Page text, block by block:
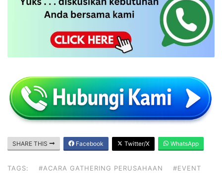
SHARE THIS Facebook Twitter/X WhatsApp
TAGS: #ACARA GATHERING PERUSAHAAN
#EVENT